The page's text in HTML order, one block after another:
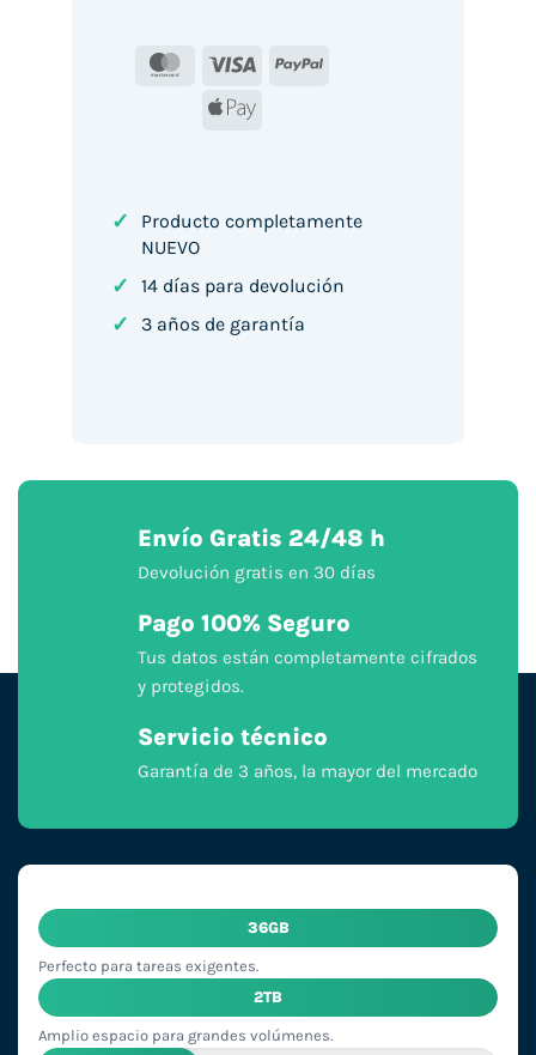
MasterCard
Visa
PayPal
Apple
✓
Producto completamente
NUEVO
✓ 14 días para devolución
✓ 3 años de garantía
Envío Gratis 24/48 h
Devolución gratis en 30 días
Pago 100% Seguro
Tus datos están completamente cifrados
y protegidos.
Servicio técnico
Garantía de 3 años, la mayor del mercado
36GB
Perfecto para tareas exigentes.
2TB
Amplio espacio para grandes volúmenes.